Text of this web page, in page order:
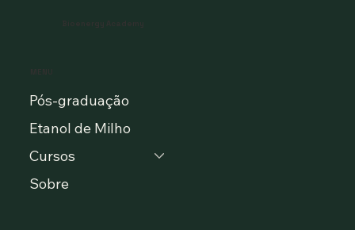
Pós-graduação
Etanol de Milho
Cursos
Sobre